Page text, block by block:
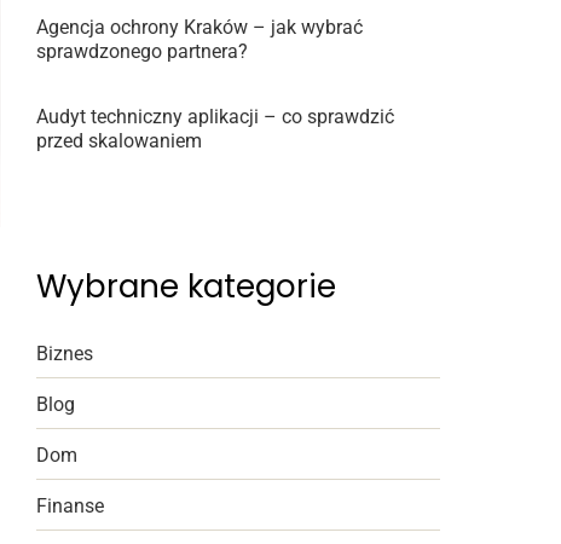
Agencja ochrony Kraków – jak wybrać
sprawdzonego partnera?
Audyt techniczny aplikacji – co sprawdzić
przed skalowaniem
Wybrane kategorie
Biznes
Blog
Dom
Finanse